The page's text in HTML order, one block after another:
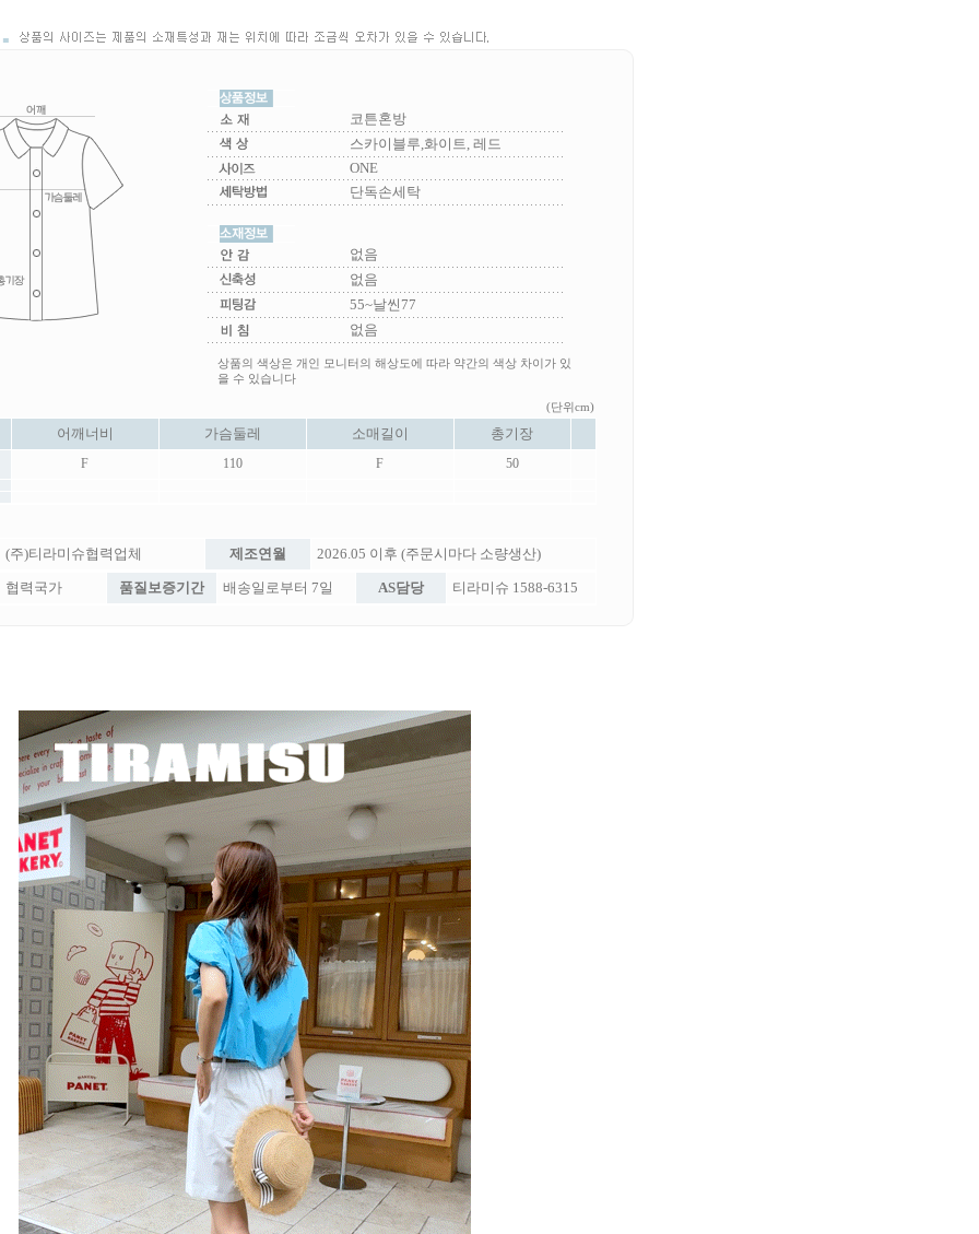
코튼혼방
스카이블루,화이트, 레드
ONE
단독손세탁
없음
없음
55~날씬77
없음
상품의 색상은 개인 모니터의 해상도에 따라 약간의 색상 차이가 있
을 수 있습니다
(단위cm)
어깨너비 가슴둘레 소매길이 총기장
F 110 F 50
(주)티라미슈협력업체 제조연월 2026.05 이후 (주문시마다 소량생산)
협력국가 품질보증기간 배송일로부터 7일 AS담당 티라미슈 1588-6315